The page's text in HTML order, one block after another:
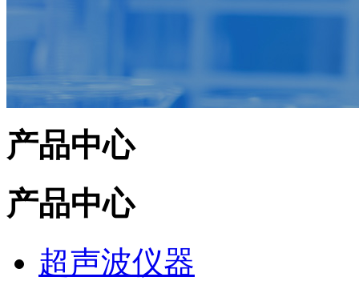
产品中心
产品中心
超声波仪器